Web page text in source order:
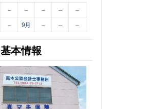
– – – –
–
– 9月 – – –
基本情報